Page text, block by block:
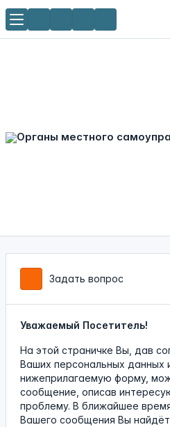
Задать вопрос
Уважаемый Посетитель!
На этой страничке Вы, дав
Ваших персональных данных
нижеприлагаемую форму,
сообщение, описав
проблему. В ближайшее
Вашего сообщения Вы